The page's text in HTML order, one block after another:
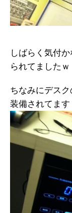
しばらく気付
られてましたｗ
ちなみにデス
装備されてます